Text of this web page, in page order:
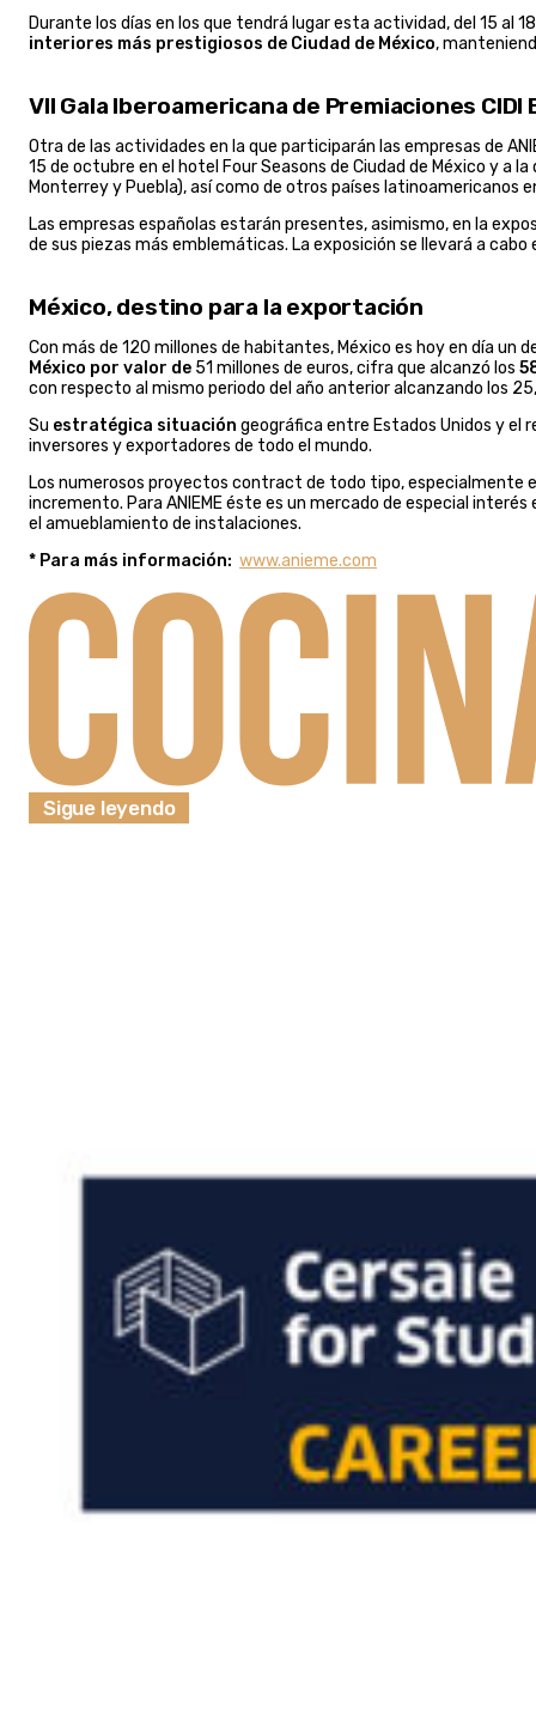
Durante los días en los que tendrá lugar esta actividad, del 15 al
interiores más prestigiosos de Ciudad de México,
VII Gala Iberoamericana de Premiaciones
Otra de las actividades en la que participarán las empresas de
15 de octubre en el hotel Four Seasons de Ciudad de México y a
Monterrey y Puebla), así como de otros países latinoamericanos
Las empresas españolas estarán presentes, asimismo, en la
de sus piezas más emblemáticas. La exposición se llevará a
México, destino para la exportación
Con más de 120 millones de habitantes, México es hoy en día
México por valor de 51 millones de euros, cifra que alcanzó los
con respecto al mismo periodo del año anterior alcanzando los
Su estratégica situación geográfica entre Estados Unidos y el
inversores y exportadores de todo el mundo.
Los numerosos proyectos contract de todo tipo, especialmente
incremento. Para ANIEME éste es un mercado de especial
el amueblamiento de instalaciones.
* Para más información: www.anieme.com
Sigue leyendo